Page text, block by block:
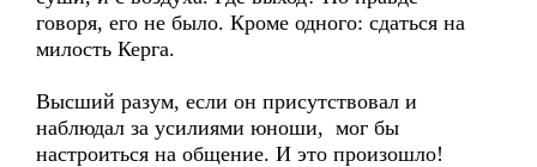
говоря, его не было. Кроме одного: сдаться на
милость Керга.
Высший разум, если он присутствовал и
наблюдал за усилиями юноши, мог бы
настроиться на общение. И это произошло!